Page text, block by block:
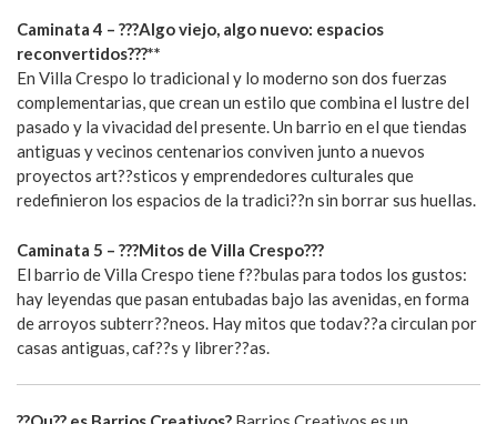
Caminata 4 – ???Algo viejo, algo nuevo: espacios
reconvertidos???**
En Villa Crespo lo tradicional y lo moderno son dos fuerzas
complementarias, que crean un estilo que combina el lustre del
pasado y la vivacidad del presente. Un barrio en el que tiendas
antiguas y vecinos centenarios conviven junto a nuevos
proyectos art??sticos y emprendedores culturales que
redefinieron los espacios de la tradici??n sin borrar sus huellas.
Caminata 5 – ???Mitos de Villa Crespo???
El barrio de Villa Crespo tiene f??bulas para todos los gustos:
hay leyendas que pasan entubadas bajo las avenidas, en forma
de arroyos subterr??neos. Hay mitos que todav??a circulan por
casas antiguas, caf??s y librer??as.